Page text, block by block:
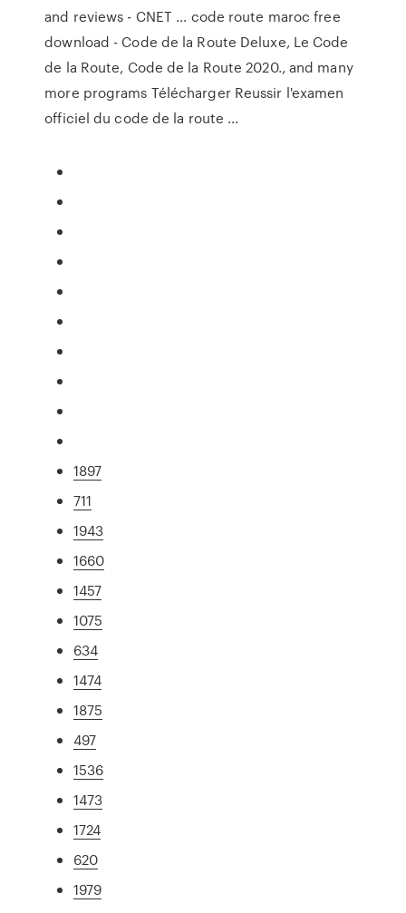
and reviews - CNET ... code route maroc free
download - Code de la Route Deluxe, Le Code
de la Route, Code de la Route 2020., and many
more programs Télécharger Reussir l'examen
officiel du code de la route ...
1897
711
1943
1660
1457
1075
634
1474
1875
497
1536
1473
1724
620
1979